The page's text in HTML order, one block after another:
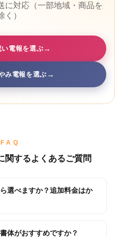
に対応（一部地域・商品を
く）
電報を選ぶ →
み電報を選ぶ →
FAQ
関するよくあるご質問
選べますか？追加料金はか
体がおすすめですか？